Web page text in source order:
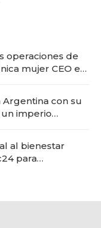
operaciones de
mujer CEO en
Argentina con su
imperio
al bienestar
para